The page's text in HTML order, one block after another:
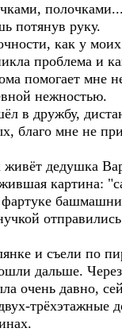
потянув руку.
как у
проблема и
помогает мне
нежностью.
в дружбу,
благо мне не
живёт дедушка
картина:
и съели по
дальше.
очень давно,